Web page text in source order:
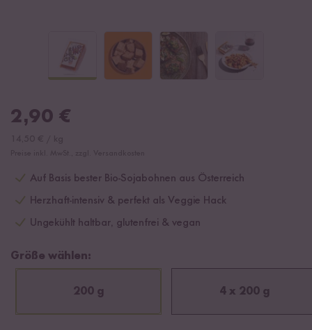
2,90 €
Auf Basis bester Bio-Sojabohnen aus Österreich
Herzhaft-intensiv & perfekt als Veggie Hack
Ungekühlt haltbar, glutenfrei & vegan
Größe wählen:
200 g 4 x 200 g